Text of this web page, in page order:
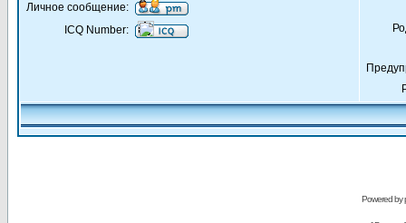
Личное сообщение:
ICQ Number:
Powered by